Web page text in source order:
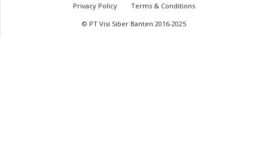
Privacy Policy
Terms & Conditions
© PT Visi Siber Banten 2016-2025